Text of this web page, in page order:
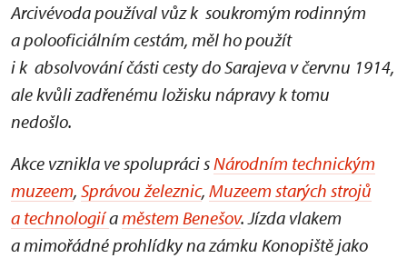
Arcivévoda používal vůz k soukromým rodinným
a polooficiálním cestám, měl ho použít
i k absolvování části cesty do Sarajeva v červnu 1914,
ale kvůli zadřenému ložisku nápravy k tomu
nedošlo.
Akce vznikla ve spolupráci sNárodním technickým
muzeem, Správou železnic, Muzeem starých strojů
a technologiíaměstem Benešov. Jízda vlakem
a mimořádné prohlídky na zámku Konopiště jako